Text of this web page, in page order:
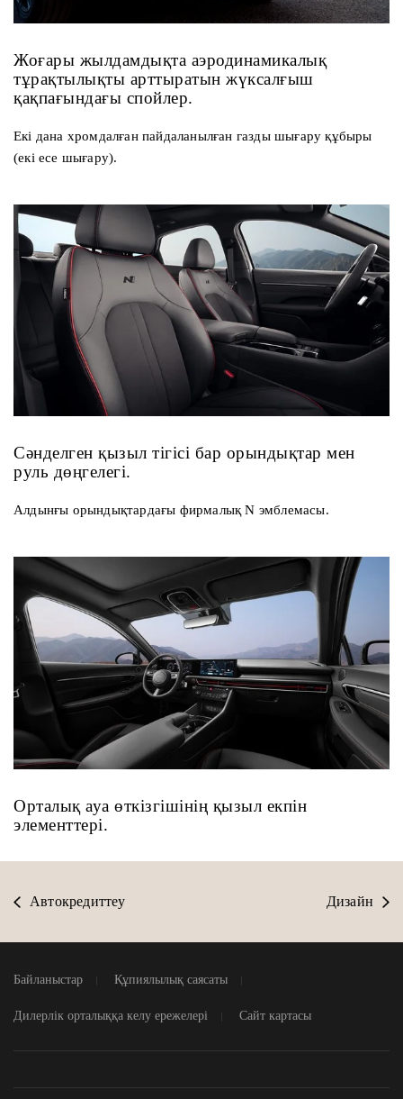
Жоғары жылдамдықта аэродинамикалық
тұрақтылықты арттыратын жүксалғыш
қақпағындағы спойлер.
Екі дана хромдалған пайдаланылған газды шығару құбыры
(екі есе шығару).
Сәнделген қызыл тігісі бар орындықтар мен
руль дөңгелегі.
Алдынғы орындықтардағы фирмалық N эмблемасы.
Орталық ауа өткізгішінің қызыл екпін
элементтері.
Автокредиттеу Дизайн
Байланыстар Құпиялылық саясаты
Дилерлік орталыққа келу ережелері Сайт картасы